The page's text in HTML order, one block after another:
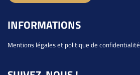
INFORMATIONS
Mentions légales et politique de confidentialité